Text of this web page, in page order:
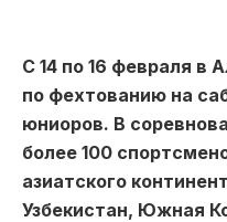
С 14 по 16 февраля в
по фехтованию на
юниоров. В
более 100
азиатского
Узбекистан, Южная